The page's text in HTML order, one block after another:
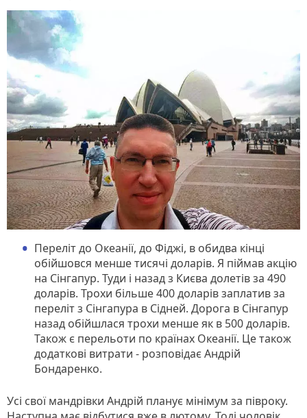
Переліт до Океанії, до Фіджі, в обидва кінці
обійшовся менше тисячі доларів. Я піймав акцію
на Сінгапур. Туди і назад з Києва долетів за 490
доларів. Трохи більше 400 доларів заплатив за
переліт з Сінгапура в Сідней. Дорога в Сінгапур
назад обійшлася трохи менше як в 500 доларів.
Також є перельоти по країнах Океанії. Це також
додаткові витрати - розповідає Андрій
Бондаренко.
Усі свої мандрівки Андрій планує мінімум за півроку.